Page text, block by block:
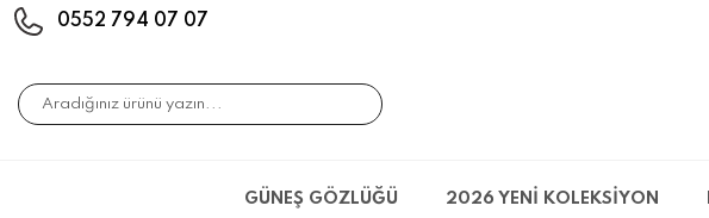
0552 794 07 07
GÜNEŞ GÖZLÜĞÜ 2026 YENİ KOLEKSİYON